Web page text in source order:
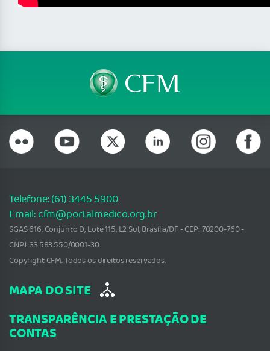
Telefone: (61) 3445 5900
Email: cfm@portalmedico.org.br
SGAS 616, Conjunto D, Lote 115, L2 Sul, Brasília/DF - CEP: 70200-760 -
CNPJ: 33.583.550/0001-30
Copyright CFM. Todos os direitos reservados.
MAPA DO SITE
TRANSPARÊNCIA E PRESTAÇÃO DE
CONTAS